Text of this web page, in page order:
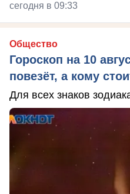
сегодня в 09:33
Общество
Гороскоп на 10
повезёт, а кому
Для всех знаков